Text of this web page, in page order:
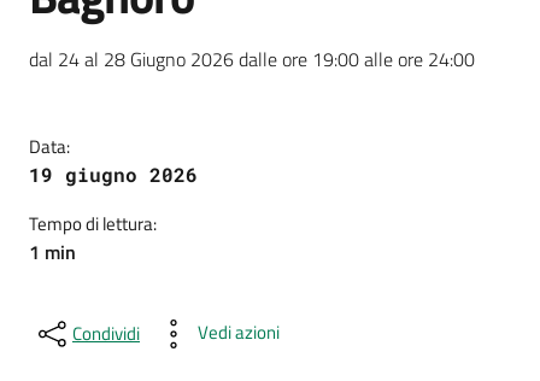
Dettagli della notizia
dal 24 al 28 Giugno 2026 dalle ore 19:00 alle ore 24:00
Data:
19 giugno 2026
Tempo di lettura:
1 min
Condividi Vedi azioni